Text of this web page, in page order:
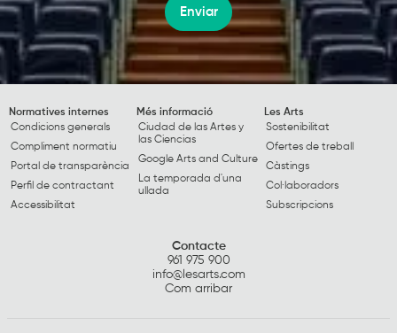
Enviar
Normatives internes
Condicions generals
Compliment normatiu
Portal de transparència
Perfil de contractant
Accessibilitat
Més informació
Ciudad de las Artes y
las Ciencias
Google Arts and Culture
La temporada d'una
ullada
Les Arts
Sostenibilitat
Ofertes de treball
Càstings
Col·laboradors
Subscripcions
Contacte
961 975 900
info@lesarts.com
Com arribar